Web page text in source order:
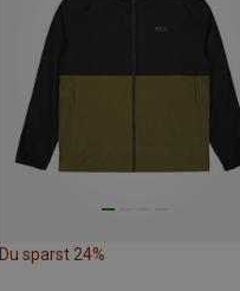
Du sparst 24%